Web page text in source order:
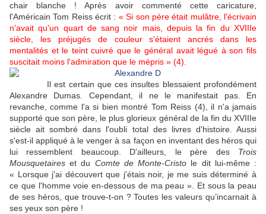
chair blanche ! Après avoir commenté cette caricature,
l'Américain Tom Reiss écrit : « Si son père était mulâtre, l'écrivain
n'avait qu'un quart de sang noir mais, depuis la fin du XVIIIe
siècle, les préjugés de couleur s'étaient ancrés dans les
mentalités et le teint cuivré que le général avait légué à son fils
suscitait moins l'admiration que le mépris » (4).
Il est certain que ces insultes blessaient profondément
Alexandre Dumas. Cependant, il ne le manifestait pas. En
revanche, comme l'a si bien montré Tom Reiss (4), il n'a jamais
supporté que son père, le plus glorieux général de la fin du XVIIIe
siècle ait sombré dans l'oubli total des livres d'histoire. Aussi
s'est-il appliqué à le venger à sa façon en inventant des héros qui
lui ressemblent beaucoup. D'ailleurs, le père des Trois
Mousquetaires et du Comte de Monte-Cristo le dit lui-même :
« Lorsque j'ai découvert que j'étais noir, je me suis déterminé à
ce que l'homme voie en-dessous de ma peau ». Et sous la peau
de ses héros, que trouve-t-on ? Toutes les valeurs qu’incarnait à
ses yeux son père !